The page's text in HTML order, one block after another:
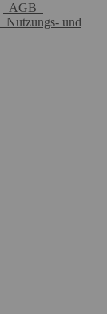
AGB
Nutzungs- und